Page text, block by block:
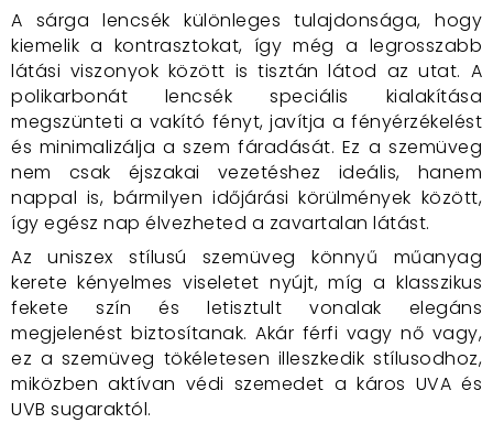
A sárga lencsék különleges tulajdonsága, hogy
kiemelik a kontrasztokat, így még a legrosszabb
látási viszonyok között is tisztán látod az utat. A
polikarbonát lencsék speciális kialakítása
megszünteti a vakító fényt, javítja a fényérzékelést
és minimalizálja a szem fáradását. Ez a szemüveg
nem csak éjszakai vezetéshez ideális, hanem
nappal is, bármilyen időjárási körülmények között,
így egész nap élvezheted a zavartalan látást.
Az uniszex stílusú szemüveg könnyű műanyag
kerete kényelmes viseletet nyújt, míg a klasszikus
fekete szín és letisztult vonalak elegáns
megjelenést biztosítanak. Akár férfi vagy nő vagy,
ez a szemüveg tökéletesen illeszkedik stílusodhoz,
miközben aktívan védi szemedet a káros UVA és
UVB sugaraktól.